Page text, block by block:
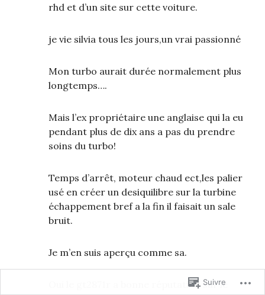
rhd et d’un site sur cette voiture.
je vie silvia tous les jours,un vrai passionné
Mon turbo aurait durée normalement plus
longtemps….
Mais l’ex propriétaire une anglaise qui la eu
pendant plus de dix ans a pas du prendre
soins du turbo!
Temps d’arrêt, moteur chaud ect,les palier
usé en créer un desiquilibre sur la turbine
échappement bref a la fin il faisait un sale
bruit.
Je m’en suis aperçu comme sa.
Oui le gt2871r a bonne réputation sur le
Suivre